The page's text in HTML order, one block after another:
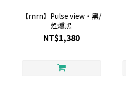
【rnrn】Pulse view・黑/
煙燻黑
NT$1,380